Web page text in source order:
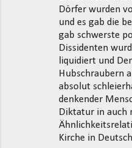
Dörfer wurden
und es gab die
gab schwerste
Dissidenten
liquidiert und
Hubschraubern
absolut
denkender
Diktatur in auch
Kirche in